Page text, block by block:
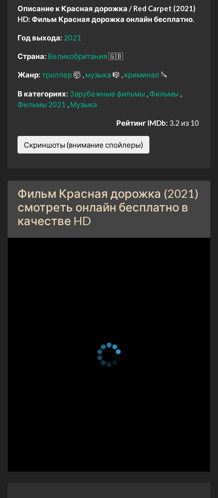
Описание к Красная дорожка / Red Carpet (2021)
HD: Фильм Красная дорожка онлайн бесплатно.
Год выхода: 2021
Страна: Великобритания🇬🇧
Жанр: триллер🤯 музыка 🎼 криминал 🔪
В категориях: Зарубежные фильмы
Фильмы
Фильмы 2021
Музыка
Рейтинг IMDb: 3.2 из 10
Скриншоты (внимание спойлеры)
Фильм Красная дорожка (2021)
смотреть онлайн бесплатно в
качестве HD